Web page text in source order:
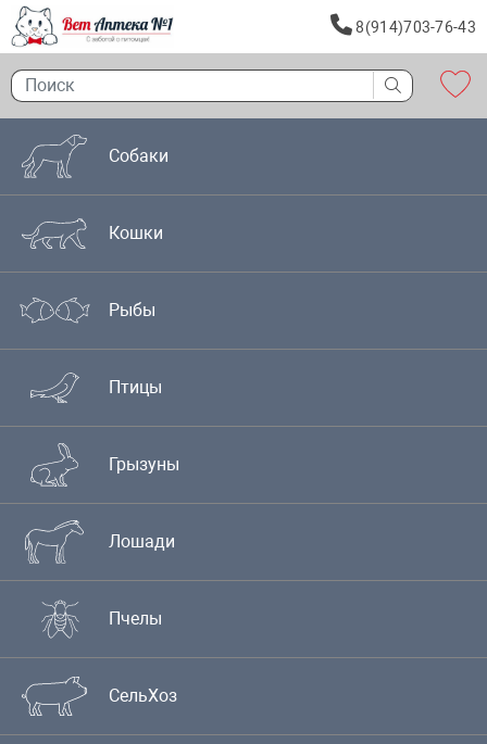
8(914)703-76-43
Собаки
Кошки
Рыбы
Птицы
Грызуны
Лошади
Пчелы
СельХоз